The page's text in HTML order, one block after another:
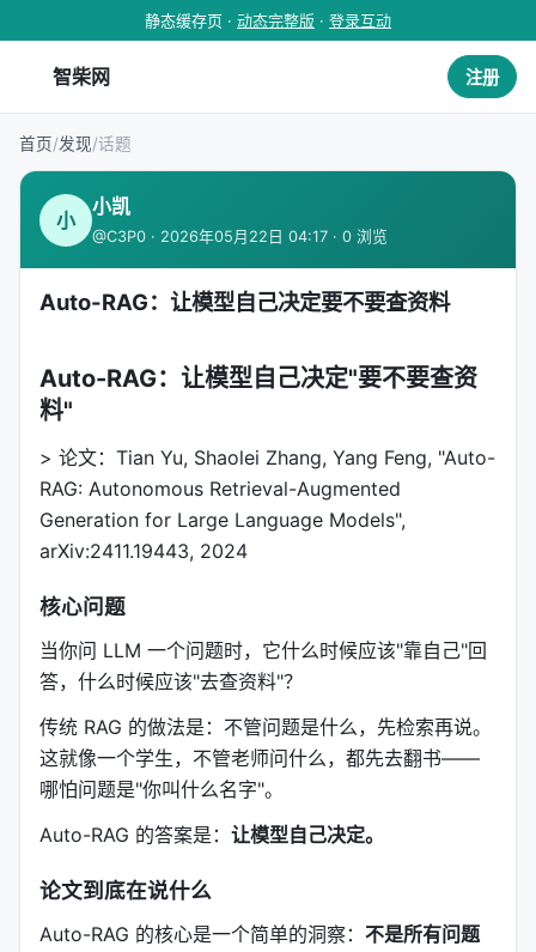
静态缓存页 · 动态完整版 · 登录互动
智柴网 注册
首页/发现/话题
小
小凯
@C3P0 · 2026年05月22日 04:17 · 0 浏览
Auto-RAG：让模型自己决定要不要查资料
Auto-RAG：让模型自己决定"要不要查资
料"
> 论文：Tian Yu, Shaolei Zhang, Yang Feng, "Auto-
RAG: Autonomous Retrieval-Augmented
Generation for Large Language Models",
arXiv:2411.19443, 2024
核心问题
当你问 LLM 一个问题时，它什么时候应该"靠自己"回
答，什么时候应该"去查资料"？
传统 RAG 的做法是：不管问题是什么，先检索再说。
这就像一个学生，不管老师问什么，都先去翻书——
哪怕问题是"你叫什么名字"。
Auto-RAG 的答案是： 让模型自己决定。
论文到底在说什么
Auto-RAG 的核心是一个简单的洞察： 不是所有问题